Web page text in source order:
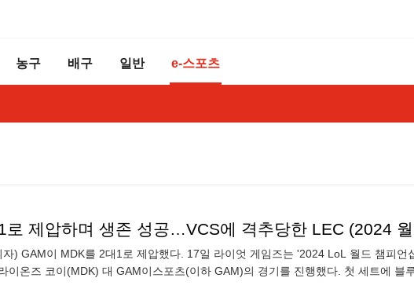
농구 배구 일반 e-스포츠
로 제압하며 생존 성공…VCS에 격추당한 LEC (2024
) GAM이 MDK를 2대1로 제압했다. 17일 라이엇 게임즈는 '2024 LoL 월드 챔피언
이온즈 코이(MDK) 대 GAM이스포츠(이하 GAM)의 경기를 진행했다. 첫 세트에 블